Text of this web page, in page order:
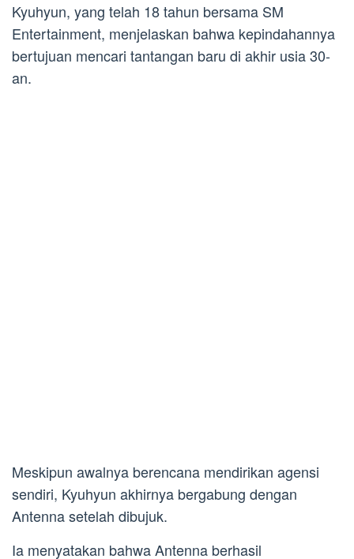
Kyuhyun, yang telah 18 tahun bersama SM
Entertainment, menjelaskan bahwa kepindahannya
bertujuan mencari tantangan baru di akhir usia 30-
an.
Meskipun awalnya berencana mendirikan agensi
sendiri, Kyuhyun akhirnya bergabung dengan
Antenna setelah dibujuk.
Ia menyatakan bahwa Antenna berhasil